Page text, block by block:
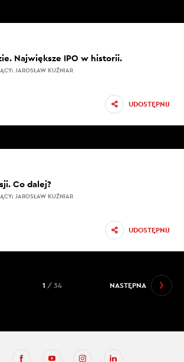
Największe IPO w historii.
JAROSŁAW KUŹNIAR
UDOSTĘPNIJ
Co dalej?
JAROSŁAW KUŹNIAR
UDOSTĘPNIJ
NASTĘPNA
1 / 34